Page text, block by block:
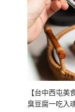
【台中西屯
臭豆腐一吃入